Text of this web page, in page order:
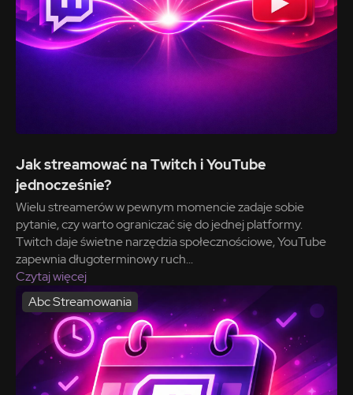
Jak streamować na Twitch i YouTube
jednocześnie?
Wielu streamerów w pewnym momencie zadaje sobie
pytanie, czy warto ograniczać się do jednej platformy.
Twitch daje świetne narzędzia społecznościowe, YouTube
zapewnia długoterminowy ruch...
Czytaj więcej
Abc Streamowania